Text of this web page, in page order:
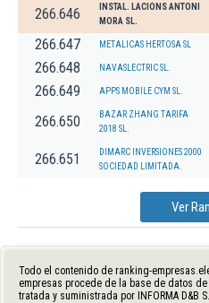
266.646
INSTAL. LACIONS ANTONI
MORA SL.
266.647 METALICAS HERTOSA SL
266.648 NAVASLECTRIC SL.
266.649 APPS MOBILE CYM SL.
266.650
BAZAR ZHANG TARIFA
2018 SL.
266.651
DIMARC INVERSIONES 2000
SOCIEDAD LIMITADA.
Ver
Todo el contenido de ranking-
empresas procede de la base de datos de
tratada y suministrada por INFORMA D&B